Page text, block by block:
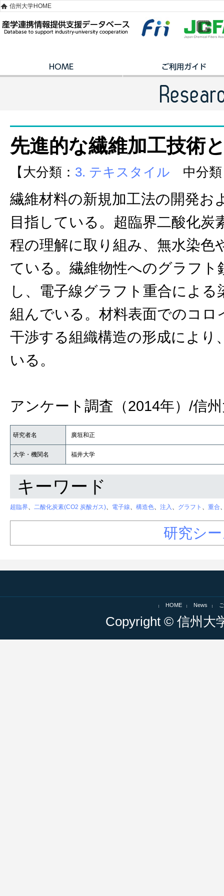
信州大学HOME
先進的な繊維加工技術
【大分類： 3. テキスタイル 中分類
繊維材料の新規加工法の開発お
目指している。超臨界二酸化
程の理解に取り組み、無水染色
ている。繊維物性へのグラフト
し、電子線グラフト重合によ
組んでいる。材料表面でのコ
干渉する組織構造の形成により
いる。
アンケート調査（2014年）/信
研究者名 廣垣和正
大学・機関名 福井大学
キーワード
超臨界、 二酸化炭素(CO2 炭酸ガス)、 電子線、 構造色、 注入 、 グラフト 、 重合
研究シ
HOME News
Copyright © 信州大